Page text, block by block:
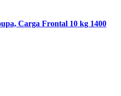
Carga Frontal 10 kg 1400